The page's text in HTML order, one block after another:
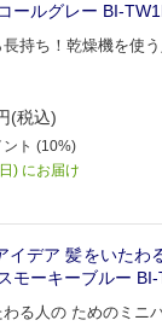
ールグレー BI-
持ち！乾燥機を使
(税込)
ント (10%)
) にお届け
イデア 髪をいたわ
モーキーブルー
る人の ためのミニ